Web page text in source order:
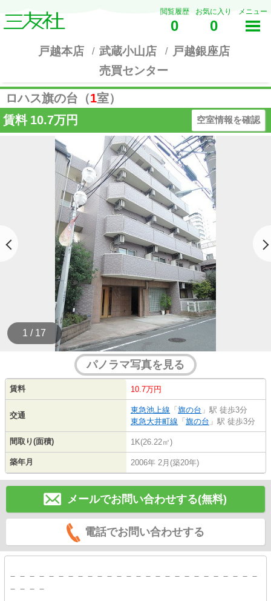
閲覧履歴
0
お気に入り
0
メニュー
戸越本店 武蔵小山店
戸越銀座店
売買センター
ロハス旗の台（1室）
賃料 10.7万円 空室情報を確認
1 / 17
パノラマ写真を見る
賃料 10.7万円
交通
東急池上線 「 旗の台 」駅 徒歩3分
東急大井町線 「 旗の台 」駅 徒歩3分
間取り(面積) 1K(26.22㎡)
築年月 2006年 2月(築20年)
メールでお問い合わせする(無料)
電話でお問い合わせする
－－－－－－－－－－－－－－－－－－－－－－－－－－
－－－－